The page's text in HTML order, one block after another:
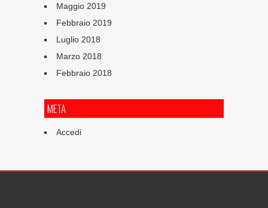
Maggio 2019
Febbraio 2019
Luglio 2018
Marzo 2018
Febbraio 2018
META
Accedi